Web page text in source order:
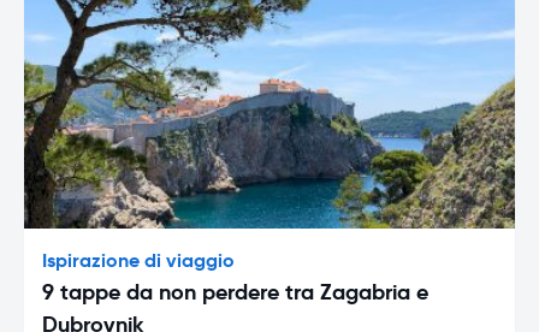
Ispirazione di viaggio
9 tappe da non perdere tra Zagabria e
Dubrovnik